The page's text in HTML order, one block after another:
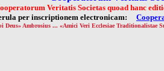
Veritatis Societas quoad hanc
per inscriptionem electronicam:
Deus» Ambrosius ... «Amici Veri Ecclesiae Traditionalistae